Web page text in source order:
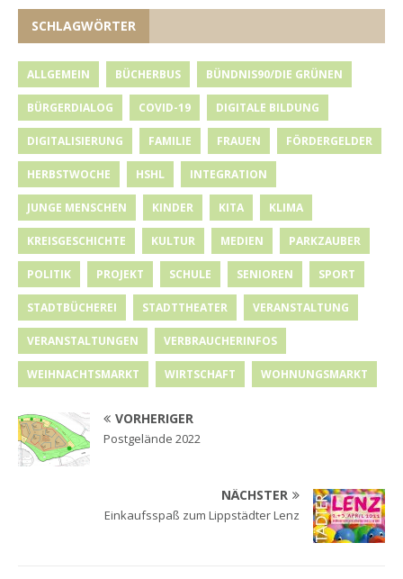
SCHLAGWÖRTER
ALLGEMEIN BÜCHERBUS BÜNDNIS90/DIE GRÜNEN
BÜRGERDIALOG COVID-19 DIGITALE BILDUNG
DIGITALISIERUNG FAMILIE FRAUEN FÖRDERGELDER
HERBSTWOCHE HSHL INTEGRATION
JUNGE MENSCHEN KINDER KITA KLIMA
KREISGESCHICHTE KULTUR MEDIEN PARKZAUBER
POLITIK PROJEKT SCHULE SENIOREN SPORT
STADTBÜCHEREI STADTTHEATER VERANSTALTUNG
VERANSTALTUNGEN VERBRAUCHERINFOS
WEIHNACHTSMARKT WIRTSCHAFT WOHNUNGSMARKT
VORHERIGER
Postgelände 2022
NÄCHSTER
Einkaufsspaß zum Lippstädter Lenz